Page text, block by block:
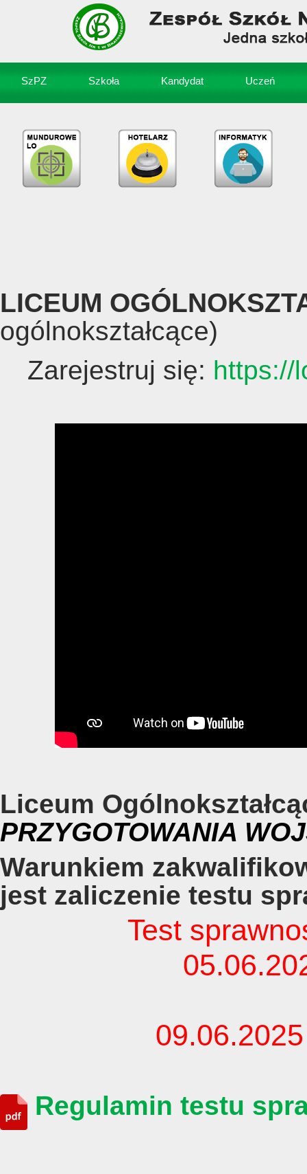
SzPZ Szkoła Kandydat Uczeń
LICEUM
ogólnokształcące)
Zarejestruj się: https://
Liceum
PRZYGOTOWANIA
Warunkiem
jest zaliczenie testu
Test
Regulamin testu